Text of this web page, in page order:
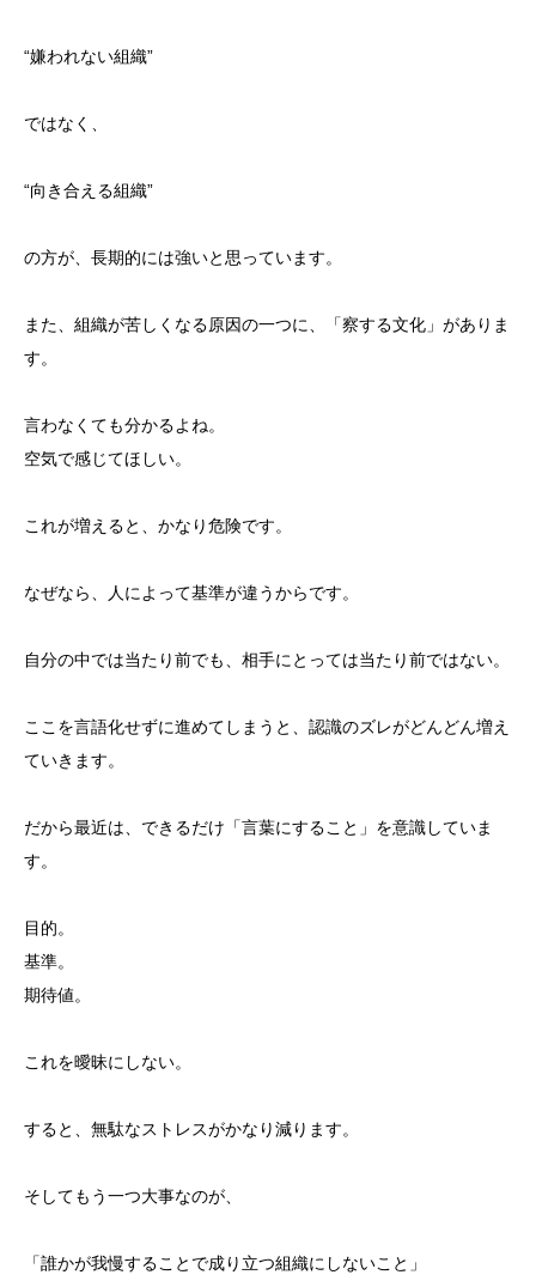
“嫌われない組織”
ではなく、
“向き合える組織”
の方が、長期的には強いと思っています。
また、組織が苦しくなる原因の一つに、「察する文化」がありま
す。
言わなくても分かるよね。
空気で感じてほしい。
これが増えると、かなり危険です。
なぜなら、人によって基準が違うからです。
自分の中では当たり前でも、相手にとっては当たり前ではない。
ここを言語化せずに進めてしまうと、認識のズレがどんどん増え
ていきます。
だから最近は、できるだけ「言葉にすること」を意識していま
す。
目的。
基準。
期待値。
これを曖昧にしない。
すると、無駄なストレスがかなり減ります。
そしてもう一つ大事なのが、
「誰かが我慢することで成り立つ組織にしないこと」